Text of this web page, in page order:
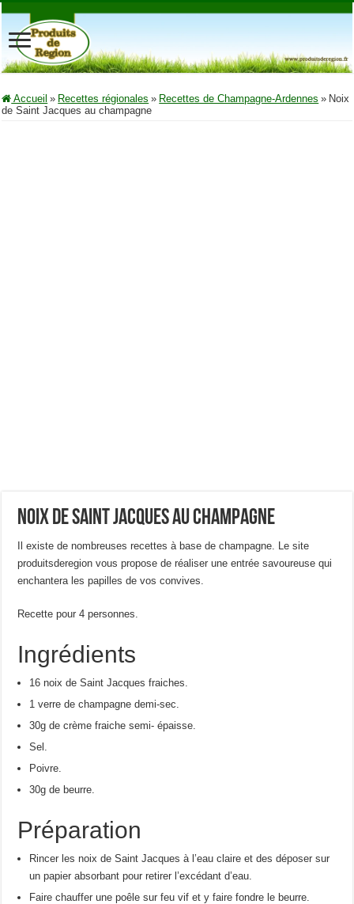
Accueil » Recettes régionales » Recettes de Champagne-Ardennes » Noix
de Saint Jacques au champagne
Noix de Saint Jacques au champagne
Il existe de nombreuses recettes à base de champagne. Le site
produitsderegion vous propose de réaliser une entrée savoureuse qui
enchantera les papilles de vos convives.
Recette pour 4 personnes.
Ingrédients
16 noix de Saint Jacques fraiches.
1 verre de champagne demi-sec.
30g de crème fraiche semi- épaisse.
Sel.
Poivre.
30g de beurre.
Préparation
Rincer les noix de Saint Jacques à l’eau claire et des déposer sur
un papier absorbant pour retirer l’excédant d’eau.
Faire chauffer une poêle sur feu vif et y faire fondre le beurre.